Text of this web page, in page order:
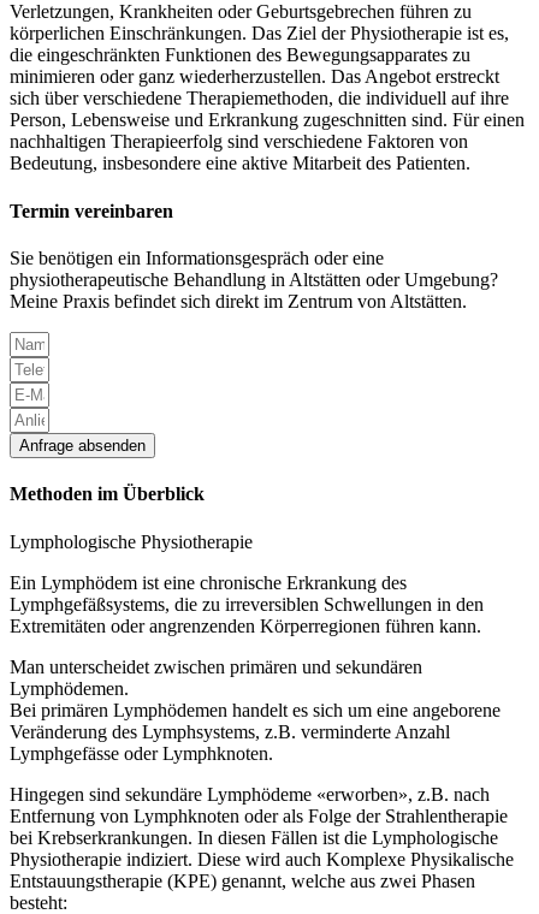
Verletzungen, Krankheiten oder Geburtsgebrechen führen zu
körperlichen Einschränkungen. Das Ziel der Physiotherapie ist es,
die eingeschränkten Funktionen des Bewegungsapparates zu
minimieren oder ganz wiederherzustellen. Das Angebot erstreckt
sich über verschiedene Therapiemethoden, die individuell auf ihre
Person, Lebensweise und Erkrankung zugeschnitten sind. Für einen
nachhaltigen Therapieerfolg sind verschiedene Faktoren von
Bedeutung, insbesondere eine aktive Mitarbeit des Patienten.
Termin vereinbaren
Sie benötigen ein Informationsgespräch oder eine
physiotherapeutische Behandlung in Altstätten oder Umgebung?
Meine Praxis befindet sich direkt im Zentrum von Altstätten.
Anfrage absenden
Methoden im Überblick
Lymphologische Physiotherapie
Ein Lymphödem ist eine chronische Erkrankung des
Lymphgefäßsystems, die zu irreversiblen Schwellungen in den
Extremitäten oder angrenzenden Körperregionen führen kann.
Man unterscheidet zwischen primären und sekundären
Lymphödemen.
Bei primären Lymphödemen handelt es sich um eine angeborene
Veränderung des Lymphsystems, z.B. verminderte Anzahl
Lymphgefässe oder Lymphknoten.
Hingegen sind sekundäre Lymphödeme «erworben», z.B. nach
Entfernung von Lymphknoten oder als Folge der Strahlentherapie
bei Krebserkrankungen. In diesen Fällen ist die Lymphologische
Physiotherapie indiziert. Diese wird auch Komplexe Physikalische
Entstauungstherapie (KPE) genannt, welche aus zwei Phasen
besteht: